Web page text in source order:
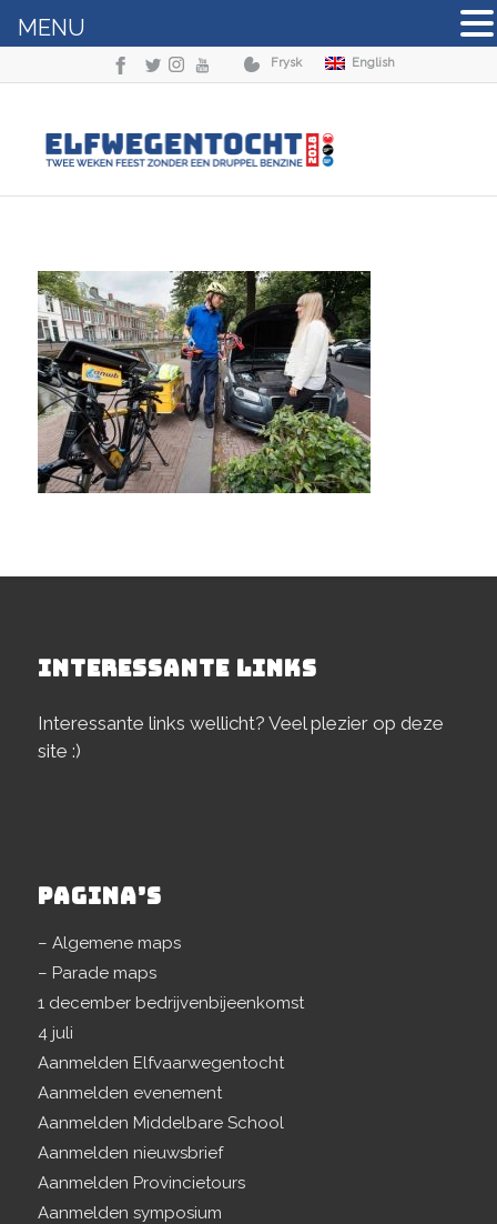
Frysk English
INTERESSANTE LINKS
Interessante links wellicht? Veel plezier op deze
site :)
PAGINA’S
– Algemene maps
– Parade maps
1 december bedrijvenbijeenkomst
4 juli
Aanmelden Elfvaarwegentocht
Aanmelden evenement
Aanmelden Middelbare School
Aanmelden nieuwsbrief
Aanmelden Provincietours
Aanmelden symposium
MENU